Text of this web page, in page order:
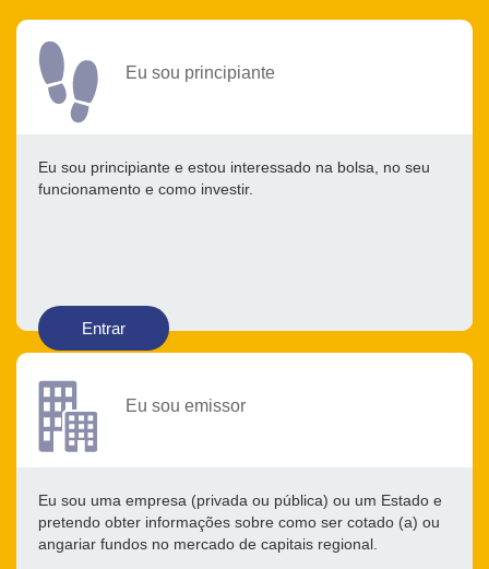
Eu sou principiante
Eu sou principiante e estou interessado na bolsa, no seu
funcionamento e como investir.
Entrar
Eu sou emissor
Eu sou uma empresa (privada ou pública) ou um Estado e
pretendo obter informações sobre como ser cotado (a) ou
angariar fundos no mercado de capitais regional.